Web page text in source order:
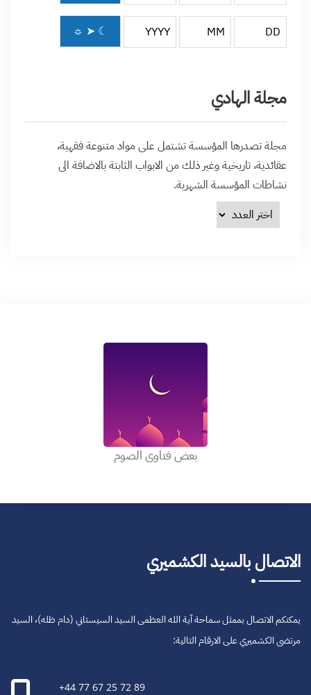
☼ ➤ ☾
مجلة الهادي
مجلة تصدرها المؤسسة تشتمل على مواد متنوعة فقهية،
عقائدية، تاريخية وغير ذلك من الابواب الثابتة بالاضافة الى
نشاطات المؤسسة الشهرية.
بعض فتاوى الصوم
الاتصال بالسيد الكشميري
يمكنكم الاتصال بممثل سماحة آية الله العظمى السيد السيستاني (دام ظله)، السيد
مرتضى الكشميري على الارقام التالية:
+44 77 67 25 72 89